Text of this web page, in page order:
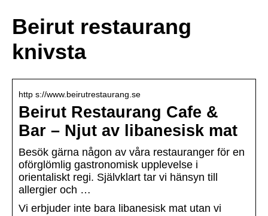
Beirut restaurang
knivsta
http s://www.beirutrestaurang.se
Beirut Restaurang Cafe &
Bar – Njut av libanesisk mat
Besök gärna någon av våra restauranger för en
oförglömlig gastronomisk upplevelse i
orientaliskt regi. Självklart tar vi hänsyn till
allergier och …
Vi erbjuder inte bara libanesisk mat utan vi